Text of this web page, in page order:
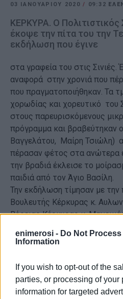
enimerosi - Do Not Process
Information
If you wish to opt-out of the
parties, or processing of
information for targeted
03 ΙΑΝΟΥΑΡΊΟΥ 2020/ 09:32
ΚΕΡΚΥΡΑ. Ο Πολιτιστικός
έκοψε την πίτα του την
εκδήλωση που έγινε
στα γραφεία του στις Σινιές.
αναφορά στην χρονιά που
που πραγματοποιήθηκαν. Τα
χορωδίας και χορευτικό του
στους παρευρισκόμενους
πρόγραμμα και βραβεύτηκαν
Βαγγελάτου, Μαίρη Τσιώλη)
πέρασαν φέτος στα ανώτερα
την βραδιά έκλεισε το
παιδιά από τον Άγιο Βασίλη.
Την εκδήλωση τίμησαν με την
Βουλευτής Κέρκυρας κ.
Βόρειας Κέρκυρας κ.
Ρούσσινος (Επικεφαλής ), ο
Θερμές ευχές από όλους τους
μια δυνατή χρονιά ,
υγεία.